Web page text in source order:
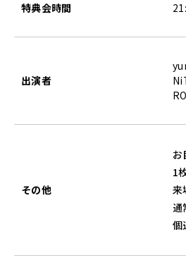
特典会時間
出演者
その他
お
1
来
通
個